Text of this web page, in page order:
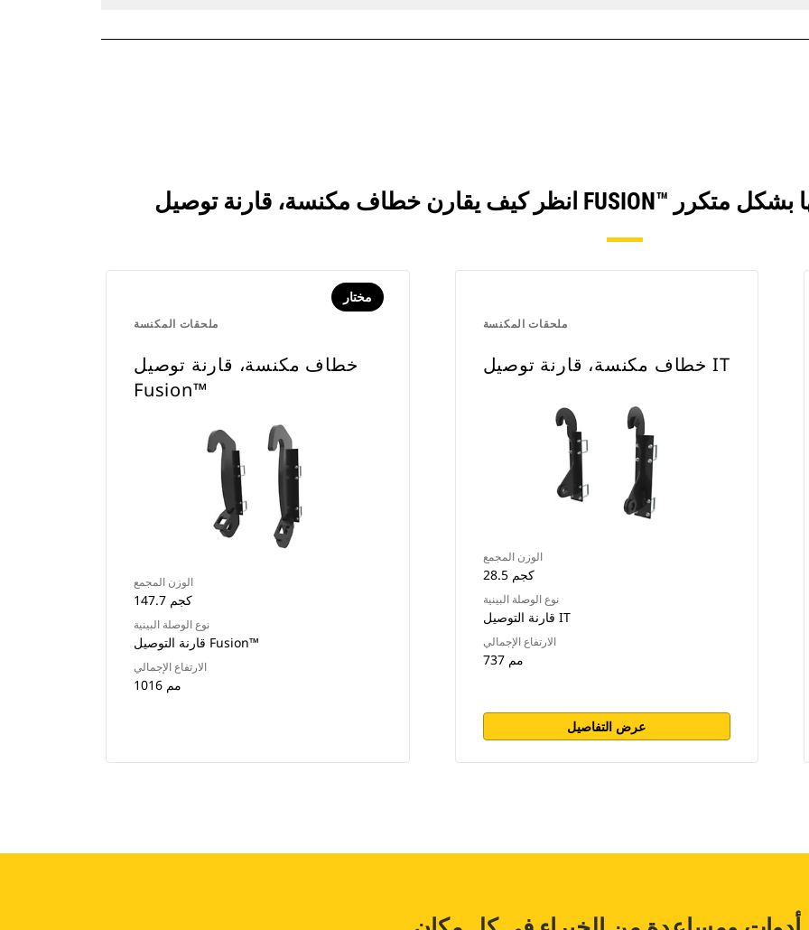
ملحقات المكنسة
مختار
خطاف مكنسة، قارنة توصيل
Fusion™‎
الوزن المجمع
147.7 كجم
نوع الوصلة البينية
قارنة التوصيل Fusion™
الارتفاع الإجمالي
1016 مم
ملحقات المكنسة
خطاف مكنسة، قارنة توصيل IT
الوزن المجمع
28.5 كجم
نوع الوصلة البينية
قارنة التوصيل IT
الارتفاع الإجمالي
737 مم
عرض التفاصيل